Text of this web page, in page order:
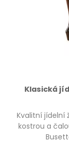
Klasická
Kvalitní jídelní
kostrou a